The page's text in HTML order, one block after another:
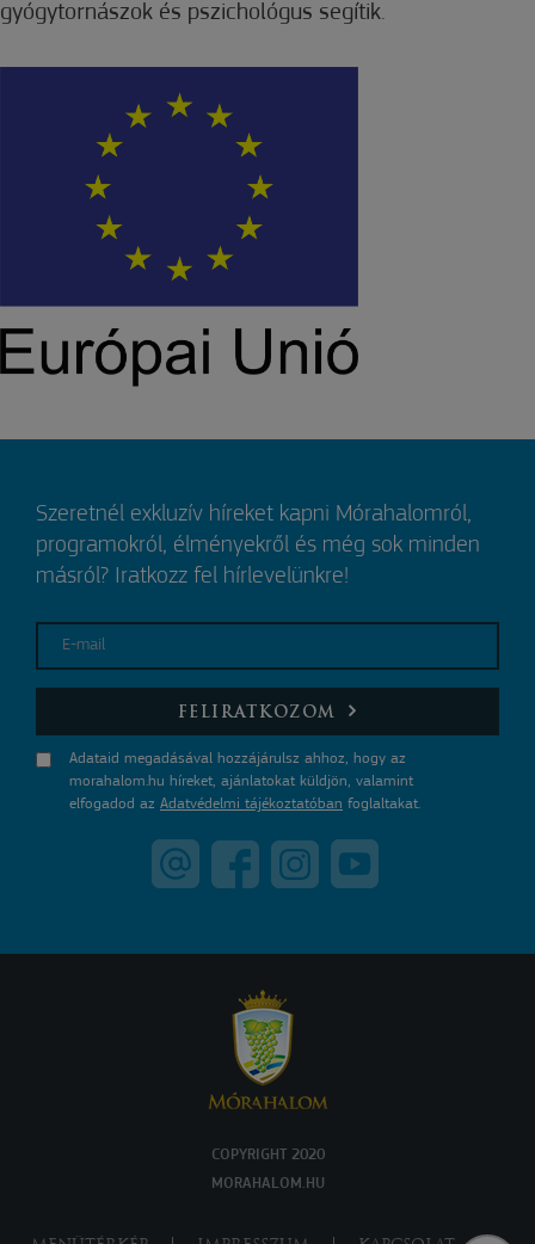
gyógytornászok és pszichológus segítik.
Szeretnél exkluzív híreket kapni Mórahalomról,
programokról, élményekről és még sok minden
másról? Iratkozz fel hírlevelünkre!
E-mail
FELIRATKOZOM
Adataid megadásával hozzájárulsz ahhoz, hogy az
morahalom.hu híreket, ajánlatokat küldjön, valamint
elfogadod az Adatvédelmi tájékoztatóban foglaltakat.
COPYRIGHT 2020
MORAHALOM.HU